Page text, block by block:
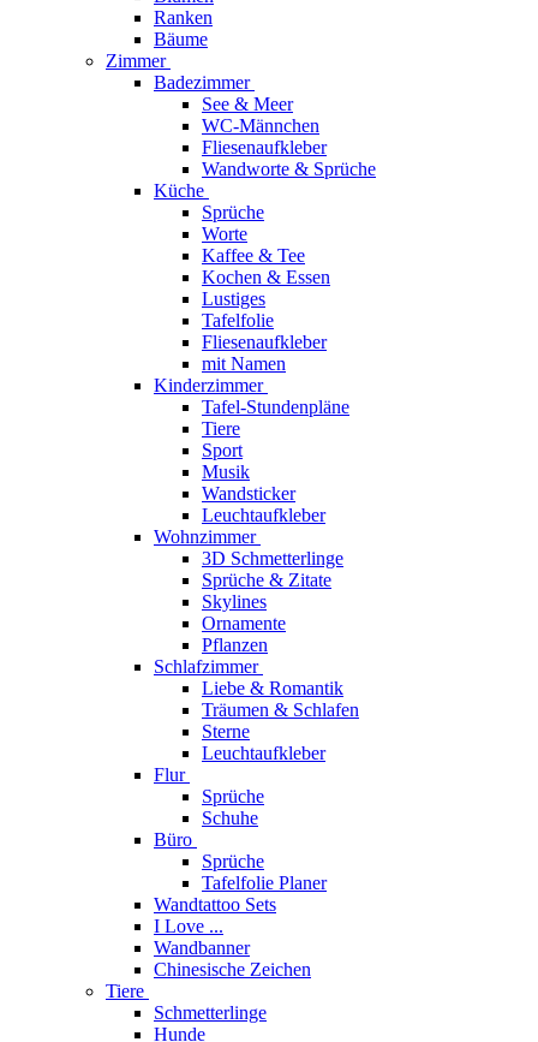
Ranken
Bäume
Zimmer
Badezimmer
See & Meer
WC-Männchen
Fliesenaufkleber
Wandworte & Sprüche
Küche
Sprüche
Worte
Kaffee & Tee
Kochen & Essen
Lustiges
Tafelfolie
Fliesenaufkleber
mit Namen
Kinderzimmer
Tafel-Stundenpläne
Tiere
Sport
Musik
Wandsticker
Leuchtaufkleber
Wohnzimmer
3D Schmetterlinge
Sprüche & Zitate
Skylines
Ornamente
Pflanzen
Schlafzimmer
Liebe & Romantik
Träumen & Schlafen
Sterne
Leuchtaufkleber
Flur
Sprüche
Schuhe
Büro
Sprüche
Tafelfolie Planer
Wandtattoo Sets
I Love ...
Wandbanner
Chinesische Zeichen
Tiere
Schmetterlinge
Hunde